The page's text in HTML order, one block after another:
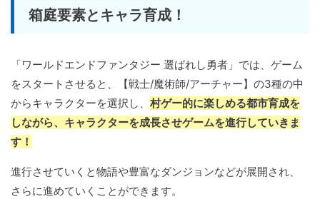
箱庭要素とキャラ育成！
「ワールドエンドファンタジー 選ばれし勇者」では、ゲーム
をスタートさせると、【戦士/魔術師/アーチャー】の3種の中
からキャラクターを選択し、 村ゲー的に楽しめる都市育成を
しながら、キャラクターを成長させゲームを進行していきま
す！
進行させていくと物語や豊富なダンジョンなどが展開され、
さらに進めていくことができます。